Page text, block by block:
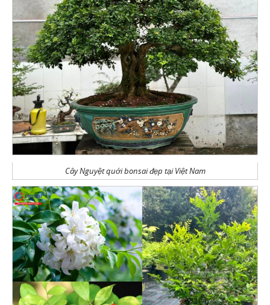
Cây Nguyệt quới bonsai đẹp tại Việt Nam